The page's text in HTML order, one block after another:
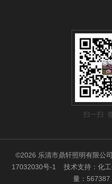
扫一扫
©2026 乐清市鼎轩照明有限
17032030号-1
技术支持：化
量：